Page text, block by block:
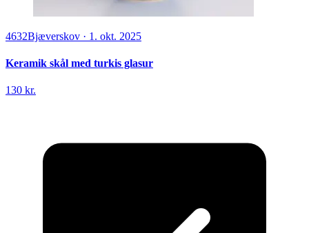
4632Bjæverskov · 1. okt. 2025
Keramik skål med turkis glasur
130 kr.